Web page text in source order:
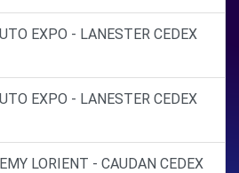
EXPO - LANESTER CEDEX
EXPO - LANESTER CEDEX
LORIENT - CAUDAN CEDEX